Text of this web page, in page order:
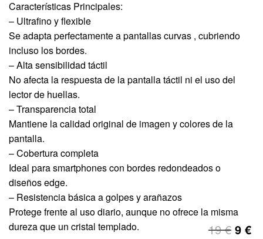
Características Principales:
– Ultrafino y flexible
Se adapta perfectamente a pantallas curvas , cubriendo
incluso los bordes.
– Alta sensibilidad táctil
No afecta la respuesta de la pantalla táctil ni el uso del
lector de huellas.
– Transparencia total
Mantiene la calidad original de imagen y colores de la
pantalla.
– Cobertura completa
Ideal para smartphones con bordes redondeados o
diseños edge.
– Resistencia básica a golpes y arañazos
Protege frente al uso diario, aunque no ofrece la misma
dureza que un cristal templado.
19€ 9 €